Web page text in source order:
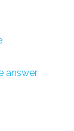
answer